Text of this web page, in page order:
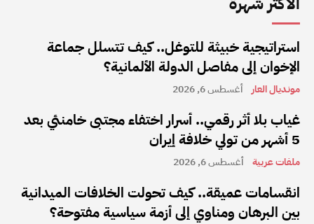
استراتيجية خبيثة للتوغل.. كيف تتسلل جماعة
الإخوان إلى مفاصل الدولة الألمانية؟
مونديال العار أغسطس 6, 2026
غياب بلا أثر رقمي.. أسرار اختفاء مجتبى خامنئي بعد
5 أشهر من تولي خلافة إيران
ملفات عربية أغسطس 6, 2026
انقسامات عميقة.. كيف تحولت الخلافات الميدانية
بين البرهان ومناوي إلى أزمة سياسية مفتوحة؟